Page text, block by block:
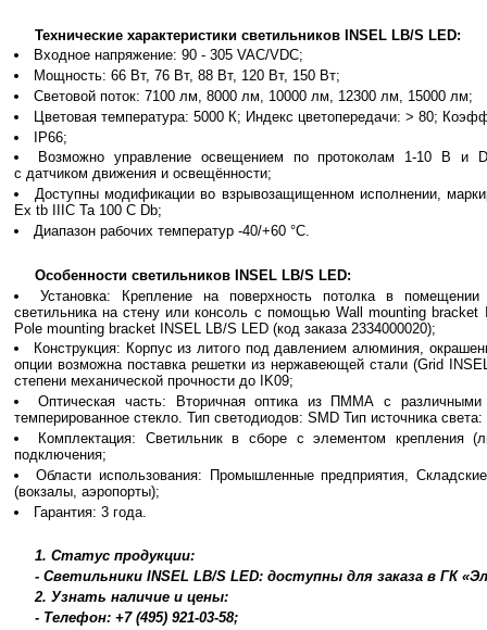
Технические характеристики светильников INSEL LB/S LED:
Входное напряжение: 90 - 305 VAC/VDC;
Мощность: 66 Вт, 76 Вт, 88 Вт, 120 Вт, 150 Вт;
Световой поток: 7100 лм, 8000 лм, 10000 лм, 12300 лм, 15000 лм;
Цветовая температура: 5000 К; Индекс цветопередачи: > 80;
IP66;
Возможно управление освещением по протоколам 1-10 В и
с датчиком движения и освещённости;
Доступны модификации во взрывозащищенном исполнении,
Ex tb IIIC Ta 100 C Db;
Диапазон рабочих температур -40/+60 °С.
Особенности светильников INSEL LB/S LED:
Установка: Крепление на поверхность потолка в
светильника на стену или консоль с помощью Wall mounting bracket
Pole mounting bracket INSEL LB/S LED (код заказа 2334000020);
Конструкция: Корпус из литого под давлением алюминия,
опции возможна поставка решетки из нержавеющей стали (Grid
степени механической прочности до IK09;
Оптическая часть: Вторичная оптика из ПММА с различными
темперированное стекло. Тип светодиодов: SMD Тип источника света:
Комплектация: Светильник в сборе c элементом крепления
подключения;
Области использования: Промышленные предприятия,
(вокзалы, аэропорты);
Гарантия: 3 года.
1. Статус продукции:
- Светильники INSEL LB/S LED: доступны для заказа в ГК
2. Узнать наличие и цены:
- Телефон: +7 (495) 921-03-58;